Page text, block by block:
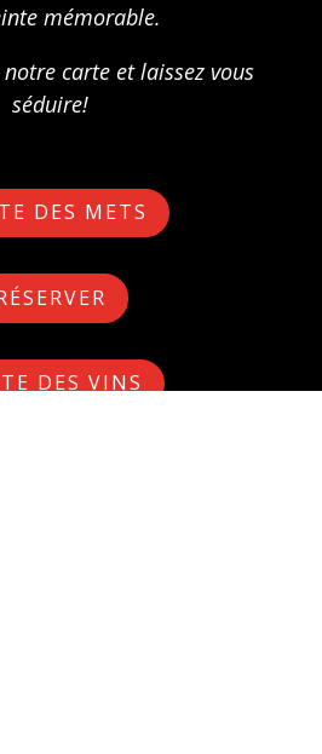
mémorable.
carte et laissez vous
séduire!
DES METS
DES VINS